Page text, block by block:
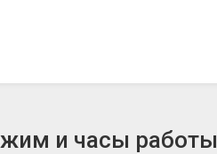
и часы работы